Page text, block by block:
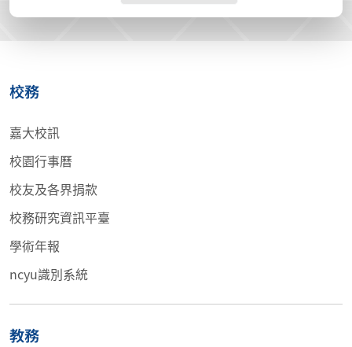
校務
嘉大校訊
校園行事曆
校友及各界捐款
校務研究資訊平臺
學術年報
ncyu識別系統
教務